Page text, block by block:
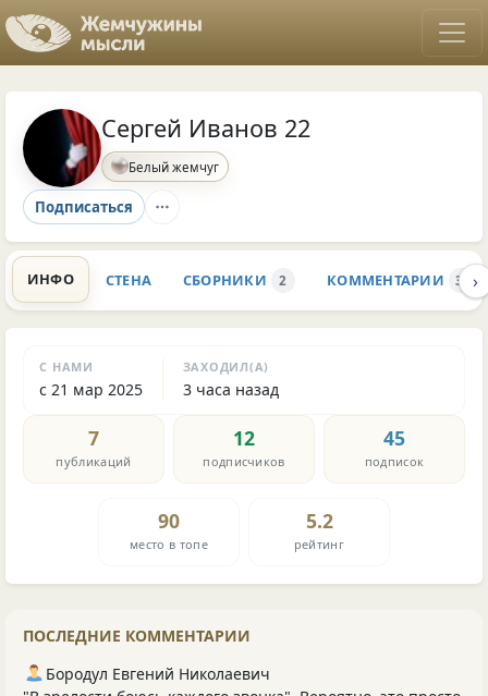
Сергей Иванов 22
Белый жемчуг
Подписаться
ИНФО СТЕНА СБОРНИКИ 2 КОММЕНТАРИИ 34 ›
С НАМИ
с 21 мар 2025
ЗАХОДИЛ(А)
3 часа назад
7
публикаций
12
подписчиков
45
подписок
90
место в топе
5.2
рейтинг
ПОСЛЕДНИЕ КОММЕНТАРИИ
Бородул Евгений Николаевич